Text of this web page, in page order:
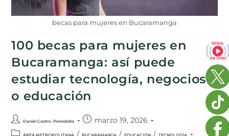
becas para mujeres en Bucaramanga
100 becas para mujeres en
Bucaramanga: así puede
estudiar tecnología, negocios
o educación
Daniel Castro- Periodista marzo 19, 2026
ÁREA METROPOLITANA / BUCARAMANGA / EDUCACIÓN / TECNOLOGÍA